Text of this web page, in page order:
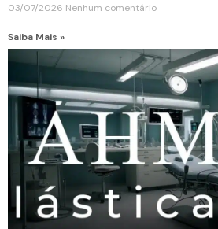
03/07/2026 Nenhum comentário
Saiba Mais »